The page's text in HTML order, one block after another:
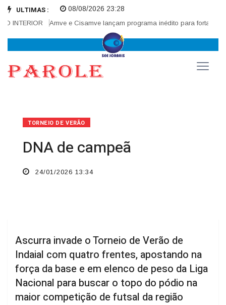
ULTIMAS :
INTERIOR Amve e Cisamve lançam programa inédito para fortalecer
08/08/2026 23:28
TORNEIO DE VERÃO
DNA de campeã
24/01/2026 13:34
Ascurra invade o Torneio de Verão de
Indaial com quatro frentes, apostando na
força da base e em elenco de peso da Liga
Nacional para buscar o topo do pódio na
maior competição de futsal da região